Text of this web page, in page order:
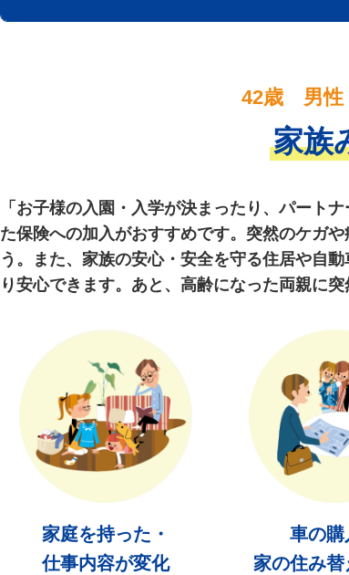
42歳 男性
家族
「お子様の入園・入学が決まったり、パート
た保険への加入がおすすめです。突然のケガ
う。また、家族の安心・安全を守る住居や自
り安心できます。 あと、高齢になった両親に
家庭を持った・
仕事内容が変化
車の購
家の住み